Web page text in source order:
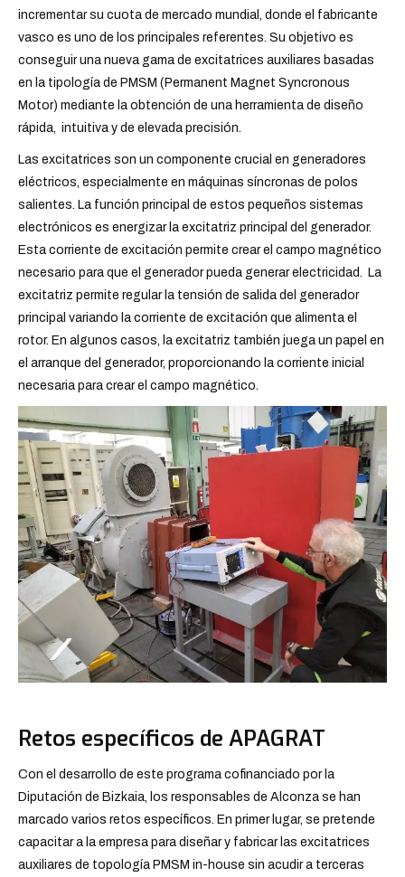
incrementar su cuota de mercado mundial, donde el fabricante
vasco es uno de los principales referentes. Su objetivo es
conseguir una nueva gama de excitatrices auxiliares basadas
en la tipología de PMSM (Permanent Magnet Syncronous
Motor) mediante la obtención de una herramienta de diseño
rápida, intuitiva y de elevada precisión.
Las excitatrices son un componente crucial en generadores
eléctricos, especialmente en máquinas síncronas de polos
salientes. La función principal de estos pequeños sistemas
electrónicos es energizar la excitatriz principal del generador.
Esta corriente de excitación permite crear el campo magnético
necesario para que el generador pueda generar electricidad. La
excitatriz permite regular la tensión de salida del generador
principal variando la corriente de excitación que alimenta el
rotor. En algunos casos, la excitatriz también juega un papel en
el arranque del generador, proporcionando la corriente inicial
necesaria para crear el campo magnético.
Retos específicos de APAGRAT
Con el desarrollo de este programa cofinanciado por la
Diputación de Bizkaia, los responsables de Alconza se han
marcado varios retos específicos. En primer lugar, se pretende
capacitar a la empresa para diseñar y fabricar las excitatrices
auxiliares de topología PMSM in-house sin acudir a terceras